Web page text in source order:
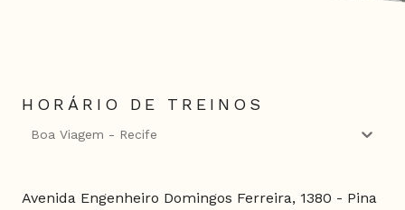
HORÁRIO DE TREINOS
Boa Viagem - Recife
Avenida Engenheiro Domingos Ferreira, 1380 - Pina